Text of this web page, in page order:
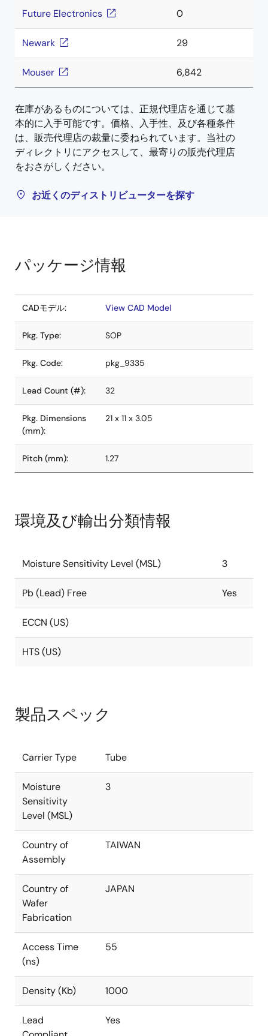
Future Electronics 0
Newark 29
Mouser 6,842
在庫があるものについては、正規代理店を通じて基
本的に入手可能です。価格、入手性、及び各種条件
は、販売代理店の裁量に委ねられています。当社の
ディレクトリにアクセスして、最寄りの販売代理店
をおさがしください。
お近くのディストリビューターを探す
パッケージ情報
CADモデル: View CAD Model
Pkg. Type: SOP
Pkg. Code: pkg_9335
Lead Count (#): 32
Pkg. Dimensions
(mm):
21 x 11 x 3.05
Pitch (mm): 1.27
環境及び輸出分類情報
Moisture Sensitivity Level (MSL) 3
Pb (Lead) Free Yes
ECCN (US)
HTS (US)
製品スペック
Carrier Type Tube
Moisture
Sensitivity
Level (MSL)
3
Country of
Assembly
TAIWAN
Country of
Wafer
Fabrication
JAPAN
Access Time
(ns)
55
Density (Kb) 1000
Lead
Yes